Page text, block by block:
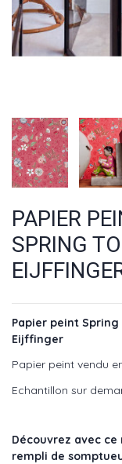
PAPIER
SPRING
Papier peint Spring
Eijffinger
Papier peint vendu
Echantillon sur
Découvrez avec
rempli de